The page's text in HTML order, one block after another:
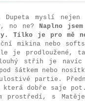
Dupeta myslí
no ne? Naplno
Tílko je pro mě
mikina nebo
je prodloužené,
střih je
šátkem nebo
partie.
která dobře saje
prostředí, s